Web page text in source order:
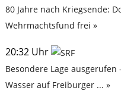
80 Jahre nach Kriegsende:
Wehrmachtsfund frei »
20:32 Uhr
Besondere Lage ausgerufen
Wasser auf Freiburger ... »